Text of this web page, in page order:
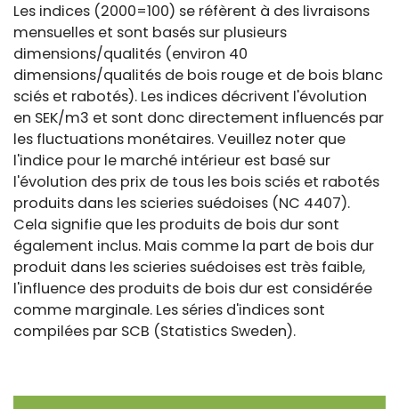
Les indices (2000=100) se réfèrent à des livraisons
mensuelles et sont basés sur plusieurs
dimensions/qualités (environ 40
dimensions/qualités de bois rouge et de bois blanc
sciés et rabotés). Les indices décrivent l'évolution
en SEK/m3 et sont donc directement influencés par
les fluctuations monétaires. Veuillez noter que
l'indice pour le marché intérieur est basé sur
l'évolution des prix de tous les bois sciés et rabotés
produits dans les scieries suédoises (NC 4407).
Cela signifie que les produits de bois dur sont
également inclus. Mais comme la part de bois dur
produit dans les scieries suédoises est très faible,
l'influence des produits de bois dur est considérée
comme marginale. Les séries d'indices sont
compilées par SCB (Statistics Sweden).